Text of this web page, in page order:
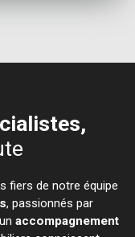
fiers de notre équipe
, passionnés par
accompagnement